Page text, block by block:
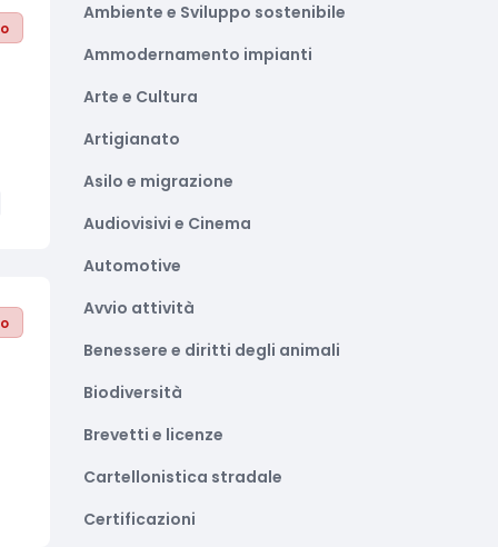
Ambiente e Sviluppo sostenibile
Ammodernamento impianti
Arte e Cultura
Artigianato
Asilo e migrazione
Audiovisivi e Cinema
Automotive
Avvio attività
Benessere e diritti degli animali
Biodiversità
Brevetti e licenze
Cartellonistica stradale
Certificazioni